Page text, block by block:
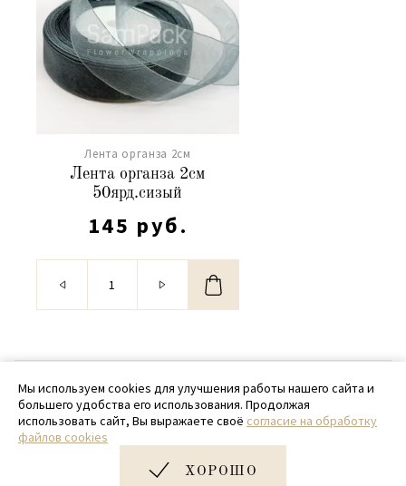
Лента органза 2см
Лента органза 2см
50ярд.сизый
145 руб.
© 2020 - 2026 SamPack
+ 7 (918) 699-97-87
zakaz@sampack.store
Дизайн и разработка сайта
Мы используем cookies для улучшения работы нашего сайта и
большего удобства его использования. Продолжая
использовать сайт, Вы выражаете своё согласие на обработку
файлов cookies
ХОРОШО